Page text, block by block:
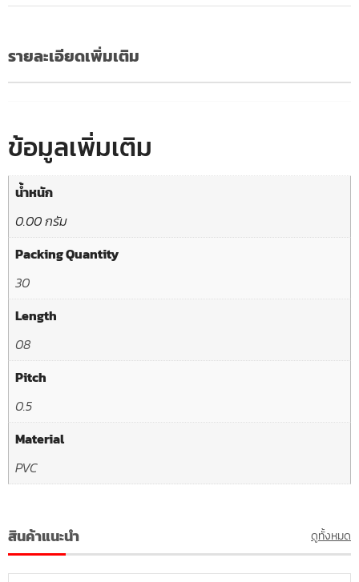
รายละเอียดเพิ่มเติม
ข้อมูลเพิ่มเติม
น้ำหนัก
0.00 กรัม
Packing Quantity
30
Length
08
Pitch
0.5
Material
PVC
สินค้าแนะนำ ดูทั้งหมด